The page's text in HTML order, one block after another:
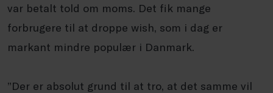
var betalt told om moms. Det fik mange
forbrugere til at droppe wish, som i dag er
markant mindre populær i Danmark.
”Der er absolut grund til at tro, at det samme vil